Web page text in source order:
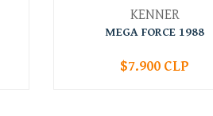
KENNER
MEGA FORCE 1988
+
$7.900 CLP